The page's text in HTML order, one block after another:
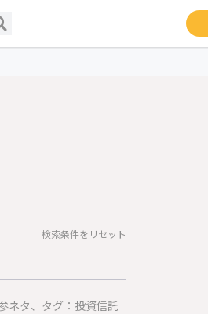
検索条件をリセット
ネタ、タグ：投資信託